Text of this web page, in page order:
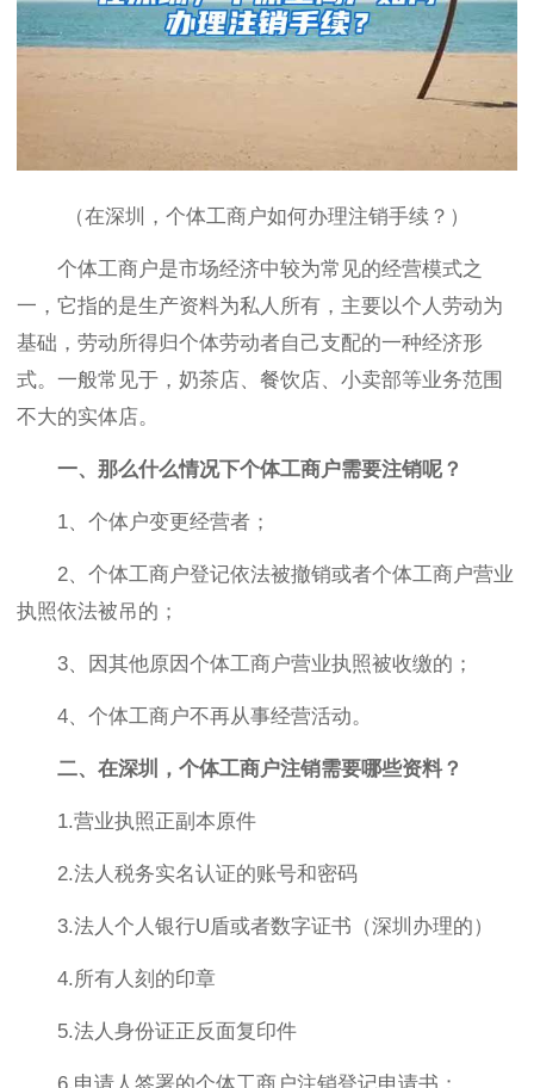
（在深圳，个体工商户如何办理注销手续？）
个体工商户是市场经济中较为常见的经营模式之
一，它指的是生产资料为私人所有，主要以个人劳动为
基础，劳动所得归个体劳动者自己支配的一种经济形
式。一般常见于，奶茶店、餐饮店、小卖部等业务范围
不大的实体店。
一、那么什么情况下个体工商户需要注销呢？
1、个体户变更经营者；
2、个体工商户登记依法被撤销或者个体工商户营业
执照依法被吊的；
3、因其他原因个体工商户营业执照被收缴的；
4、个体工商户不再从事经营活动。
二、在深圳，个体工商户注销需要哪些资料？
1.营业执照正副本原件
2.法人税务实名认证的账号和密码
3.法人个人银行U盾或者数字证书（深圳办理的）
4.所有人刻的印章
5.法人身份证正反面复印件
6.申请人签署的个体工商户注销登记申请书；